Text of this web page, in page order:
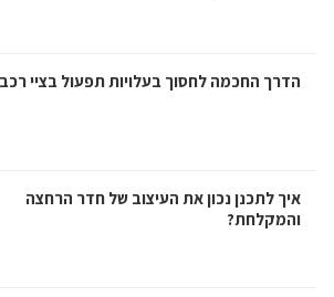
הדרך החכמה לחסוך בעלויות תפעול בציי רכב
איך לתכנן נכון את העיצוב של חדר הרחצה
והמקלחת?